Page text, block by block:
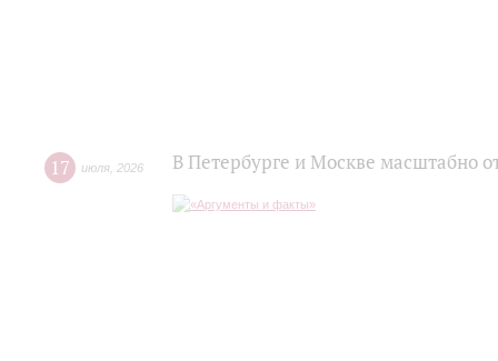
17 июля 2026 В Петербурге и Москве масштабно